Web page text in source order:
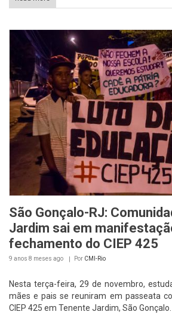
São Gonçalo-RJ:
Jardim sai em
fechamento do CIEP 425
9 anos 8 meses ago Por CMI-Rio
Nesta terça-feira, 29 de novembro,
mães e pais se reuniram em passeata
CIEP 425 em Tenente Jardim, São Gonçalo.